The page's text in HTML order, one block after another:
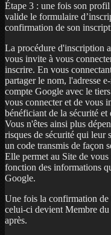
Étape 3 : une fois son
valide le formulaire
confirmation de son
La procédure d'inscription
vous invite à vous
inscrire. En vous
partager le nom, l'adresse
compte Google avec le
vous connecter et de vous
bénéficiant de la sécurité
Vous n'êtes ainsi plus
risques de sécurité qui leur
un code transmis de façon
Elle permet au Site de
fonction des informations
Google.
Une fois la confirmation
celui-ci devient Membre du
après.